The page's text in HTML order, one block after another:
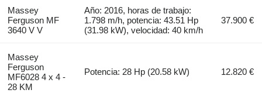
Massey
Ferguson MF
3640 V V
Año: 2016, horas de trabajo:
1.798 m/h, potencia: 43.51 Hp
(31.98 kW), velocidad: 40 km/h
37.900 €
Massey
Ferguson
MF6028 4 x 4 -
28 KM
Potencia: 28 Hp (20.58 kW) 12.820 €